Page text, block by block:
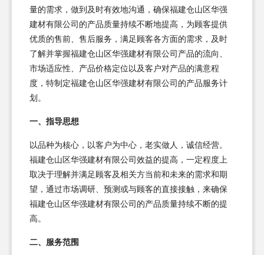
量的需求，做到及时有效地沟通，确保福建仓山区华强
建材有限公司的产品质量持续不断地提高，为顾客提供
优质的售前、售后服务，满足顾客各方面的需求，及时
了解并掌握福建仓山区华强建材有限公司产品的流向、
市场适应性、产品价格定位以及客户对产品的满意程
度，特制定福建仓山区华强建材有限公司的产品服务计
划。
一、指导思想
以品种为核心，以客户为中心，老实做人，诚信经营。
福建仓山区华强建材有限公司效益的提高，一定程度上
取决于理解并满足顾客及相关方当前和未来的需求和期
望，通过市场调研、预测或与顾客的直接接触，来确保
福建仓山区华强建材有限公司的产品质量持续不断的提
高。
二、服务范围